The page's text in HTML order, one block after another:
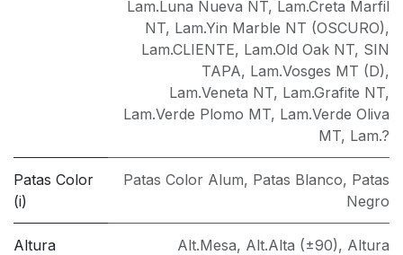
Lam.Luna Nueva NT, Lam.Creta Marfil
NT, Lam.Yin Marble NT (OSCURO),
Lam.CLIENTE, Lam.Old Oak NT, SIN
TAPA, Lam.Vosges MT (D),
Lam.Veneta NT, Lam.Grafite NT,
Lam.Verde Plomo MT, Lam.Verde Oliva
MT, Lam.?
Patas Color
(i)
Patas Color Alum, Patas Blanco, Patas
Negro
Altura Alt.Mesa, Alt.Alta (±90), Altura